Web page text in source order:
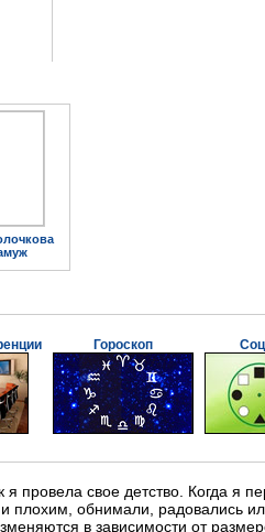
Гороскоп
провела свое детство. Когда я
плохим, обнимали, радовались
в зависимости от